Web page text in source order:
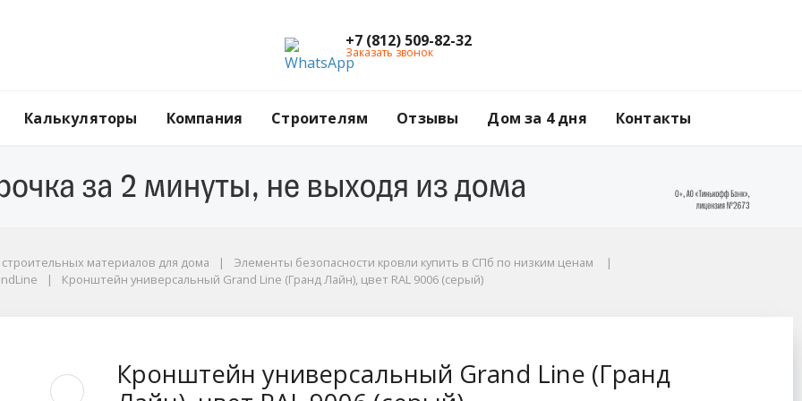
+7 (812) 509-82-32
Заказать звонок
Калькуляторы Компания Строителям Отзывы Дом за 4 дня Контакты
строительных материалов для дома
Элементы безопасности кровли купить в СПб по низким ценам
Кронштейн универсальный Grand Line (Гранд Лайн), цвет RAL 9006 (серый)
Кронштейн универсальный Grand Line (Гранд